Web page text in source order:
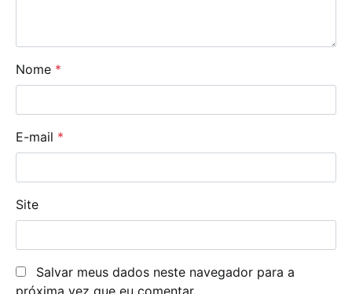
Nome *
E-mail *
Site
Salvar meus dados neste navegador para a
próxima vez que eu comentar.